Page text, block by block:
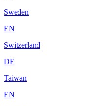
Sweden
EN
Switzerland
DE
Taiwan
EN